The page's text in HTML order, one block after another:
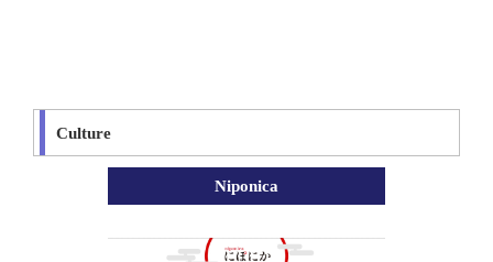
Culture
Niponica